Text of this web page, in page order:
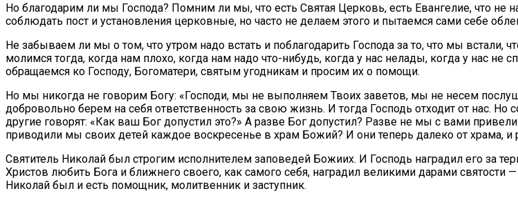
Но благодарим ли мы Господа? Помним ли мы, что есть Святая Церковь, есть Евангелие, что не
соблюдать пост и установления церковные, но часто не делаем этого и пытаемся сами себе
Не забываем ли мы о том, что утром надо встать и поблагодарить Господа за то, что мы
молимся тогда, когда нам плохо, когда нам надо что-нибудь, когда у нас нелады, когда у нас не
обращаемся ко Господу, Богоматери, святым угодникам и просим их о помощи.
Но мы никогда не говорим Богу: «Господи, мы не выполняем Твоих заветов, мы не несем
добровольно берем на себя ответственность за свою жизнь. И тогда Господь отходит от нас.
другие говорят: «Как ваш Бог допустил это?» А разве Бог допустил? Разве не мы с вами
приводили мы своих детей каждое воскресенье в храм Божий? И они теперь далеко от храма,
Святитель Николай был строгим исполнителем заповедей Божиих. И Господь наградил его за
Христов любить Бога и ближнего своего, как самого себя, наградил великими дарами
Николай был и есть помощник, молитвенник и заступник.